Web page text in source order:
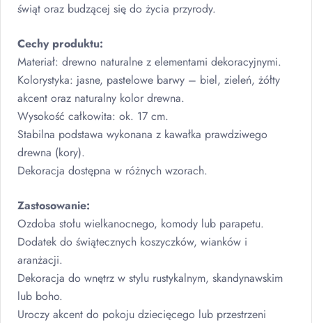
świąt oraz budzącej się do życia przyrody.
Cechy produktu:
Materiał: drewno naturalne z elementami dekoracyjnymi.
Kolorystyka: jasne, pastelowe barwy – biel, zieleń, żółty
akcent oraz naturalny kolor drewna.
Wysokość całkowita: ok. 17 cm.
Stabilna podstawa wykonana z kawałka prawdziwego
drewna (kory).
Dekoracja dostępna w różnych wzorach.
Zastosowanie:
Ozdoba stołu wielkanocnego, komody lub parapetu.
Dodatek do świątecznych koszyczków, wianków i
aranżacji.
Dekoracja do wnętrz w stylu rustykalnym, skandynawskim
lub boho.
Uroczy akcent do pokoju dziecięcego lub przestrzeni